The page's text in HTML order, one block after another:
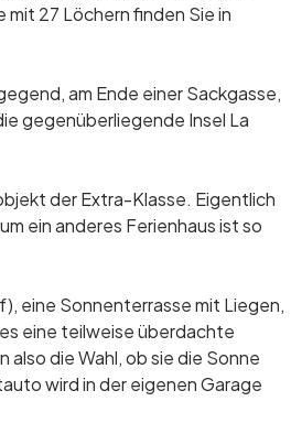
27 Löchern finden Sie in
am Ende einer Sackgasse,
gegenüberliegende Insel La
der Extra-Klasse. Eigentlich
ein anderes Ferienhaus ist so
eine Sonnenterrasse mit Liegen,
eine teilweise überdachte
die Wahl, ob sie die Sonne
wird in der eigenen Garage